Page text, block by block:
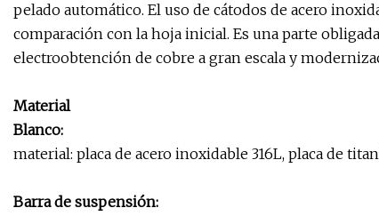
pelado automático. El uso de cátodos de acero
comparación con la hoja inicial. Es una parte
electroobtención de cobre a gran escala y
Material
Blanco:
material: placa de acero inoxidable 316L, placa de
Barra de suspensión: